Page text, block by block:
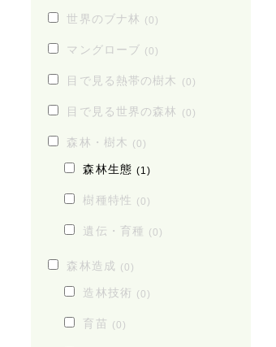
世界のブナ林 (0)
マングローブ (0)
目で見る熱帯の樹木 (0)
目で見る世界の森林 (0)
森林・樹木 (0)
森林生態 (1)
樹種特性 (0)
遺伝・育種 (0)
森林造成 (0)
造林技術 (0)
育苗 (0)